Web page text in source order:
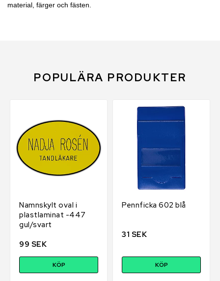
material, färger och fästen.
POPULÄRA PRODUKTER
Namnskylt oval i
plastlaminat -447
gul/svart
99 SEK
KÖP
Pennficka 602 blå
31 SEK
KÖP